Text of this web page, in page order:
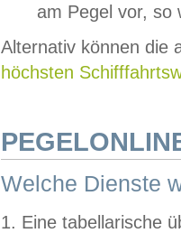
am Pegel vor,
Alternativ können die
höchsten
Welche Dienste
1. Eine tabellarische